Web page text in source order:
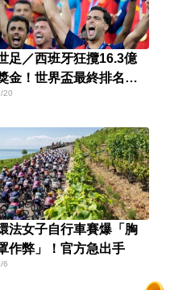
足／西班牙狂攬16.3億
金！世界盃最終排名出
20
法女子自行車賽爆「胸
作弊」！官方急出手
6